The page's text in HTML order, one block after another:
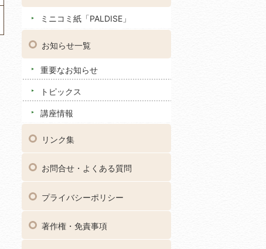
ミニコミ紙「PALDISE」
お知らせ一覧
重要なお知らせ
トピックス
講座情報
リンク集
お問合せ・よくある質問
プライバシーポリシー
著作権・免責事項